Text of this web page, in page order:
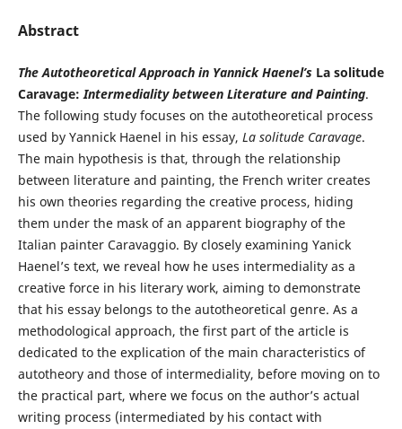
Abstract
The Autotheoretical Approach in Yannick Haenel’s La solitude
Caravage:Intermediality between Literature and Painting.
The following study focuses on the autotheoretical process
used by Yannick Haenel in his essay, La solitude Caravage.
The main hypothesis is that, through the relationship
between literature and painting, the French writer creates
his own theories regarding the creative process, hiding
them under the mask of an apparent biography of the
Italian painter Caravaggio. By closely examining Yanick
Haenel’s text, we reveal how he uses intermediality as a
creative force in his literary work, aiming to demonstrate
that his essay belongs to the autotheoretical genre. As a
methodological approach, the first part of the article is
dedicated to the explication of the main characteristics of
autotheory and those of intermediality, before moving on to
the practical part, where we focus on the author’s actual
writing process (intermediated by his contact with